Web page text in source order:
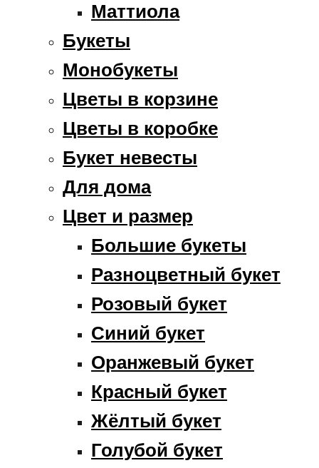
Маттиола
Букеты
Монобукеты
Цветы в корзине
Цветы в коробке
Букет невесты
Для дома
Цвет и размер
Большие букеты
Разноцветный букет
Розовый букет
Синий букет
Оранжевый букет
Красный букет
Жёлтый букет
Голубой букет